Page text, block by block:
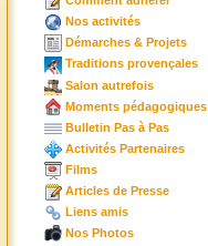
Nos activités
Démarches & Projets
Traditions provençales
Salon autrefois
Moments pédagogiques
Bulletin Pas à Pas
Activités Partenaires
Films
Articles de Presse
Liens amis
Nos Photos